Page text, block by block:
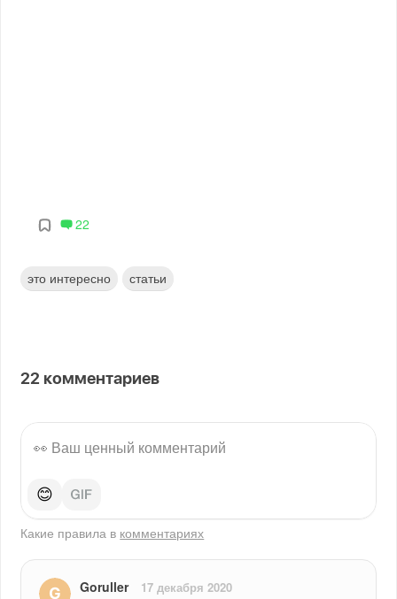
22
это интересно статьи
22 комментариев
😊
Какие правила в комментариях
Goruller 17 декабря 2020